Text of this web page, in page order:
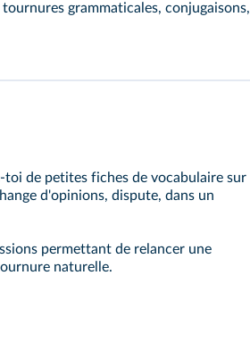
grammaticales, conjugaisons,
de petites fiches de vocabulaire sur
d'opinions, dispute, dans un
permettant de relancer une
naturelle.